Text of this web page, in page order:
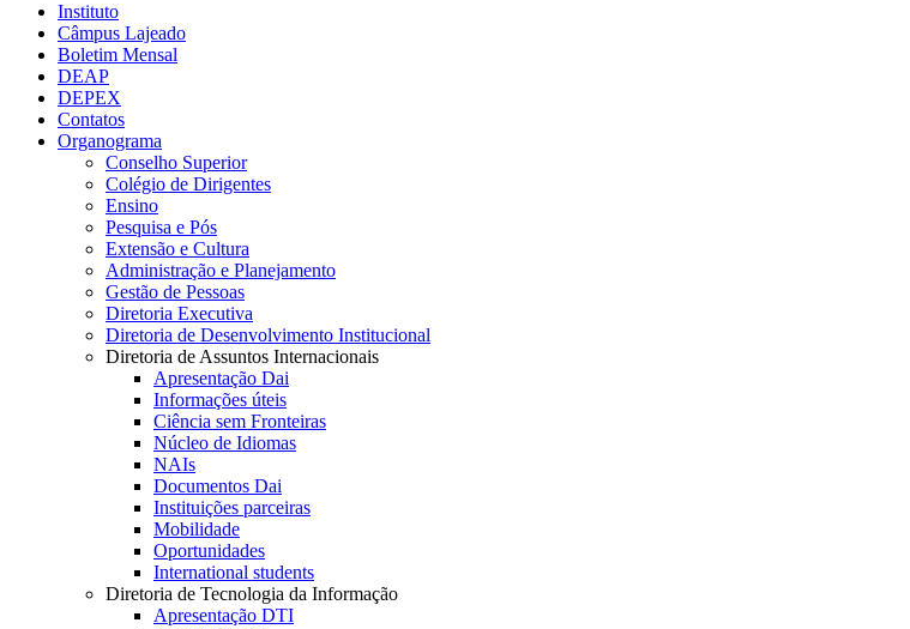
Instituto
Câmpus Lajeado
Boletim Mensal
DEAP
DEPEX
Contatos
Organograma
Conselho Superior
Colégio de Dirigentes
Ensino
Pesquisa e Pós
Extensão e Cultura
Administração e Planejamento
Gestão de Pessoas
Diretoria Executiva
Diretoria de Desenvolvimento Institucional
Diretoria de Assuntos Internacionais
Apresentação Dai
Informações úteis
Ciência sem Fronteiras
Núcleo de Idiomas
NAIs
Documentos Dai
Instituições parceiras
Mobilidade
Oportunidades
International students
Diretoria de Tecnologia da Informação
Apresentação DTI